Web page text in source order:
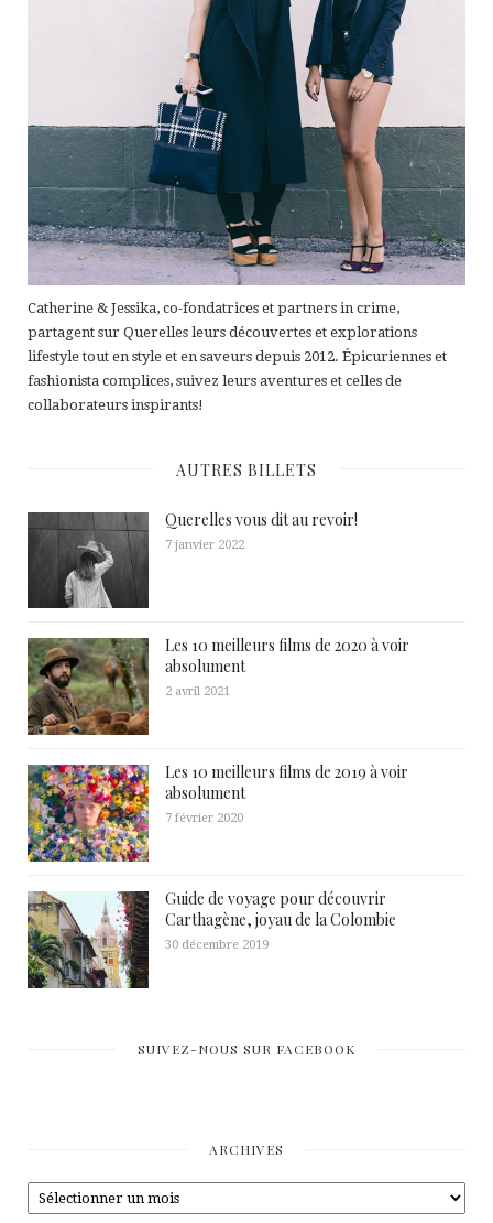
Catherine & Jessika, co-fondatrices et partners in crime,
partagent sur Querelles leurs découvertes et explorations
lifestyle tout en style et en saveurs depuis 2012. Épicuriennes et
fashionista complices, suivez leurs aventures et celles de
collaborateurs inspirants!
AUTRES BILLETS
Querelles vous dit au revoir!
7 janvier 2022
Les 10 meilleurs films de 2020 à voir
absolument
2 avril 2021
Les 10 meilleurs films de 2019 à voir
absolument
7 février 2020
Guide de voyage pour découvrir
Carthagène, joyau de la Colombie
30 décembre 2019
SUIVEZ-NOUS SUR FACEBOOK
ARCHIVES